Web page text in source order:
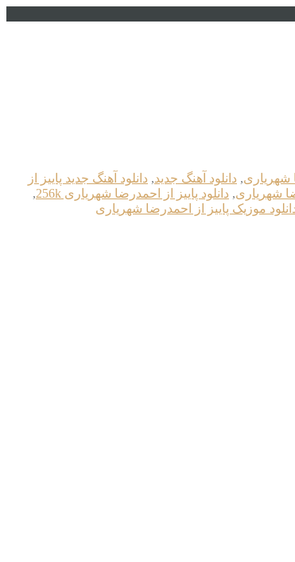
شهریاری, دانلود آهنگ جدید, دانلود آهنگ جدید پاییز از
شهریاری, دانلود پاییز از احمدرضا شهریاری 256k
,
موزیک پاییز از احمدرضا شهریاری